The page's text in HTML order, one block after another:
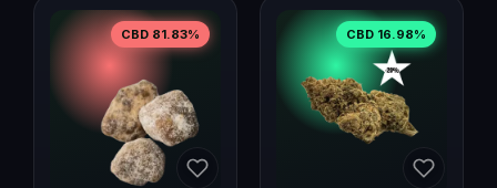
CBD 81.83% CBD 16.98%